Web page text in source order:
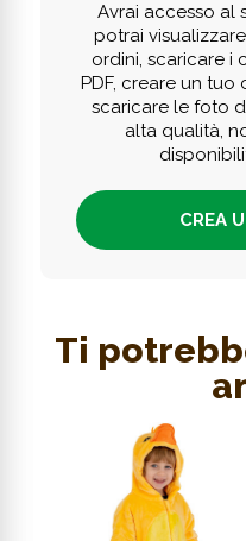
Avrai accesso al
potrai
ordini, scaricare i
PDF, creare un
scaricare le foto
alta qualità,
CREA
Ti